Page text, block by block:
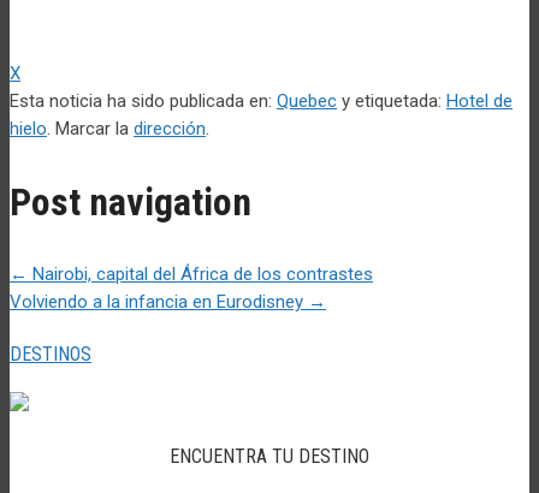
X
Esta noticia ha sido publicada en: Quebec y etiquetada: Hotel de
hielo. Marcar la dirección.
Post navigation
← Nairobi, capital del África de los contrastes
Volviendo a la infancia en Eurodisney →
DESTINOS
ENCUENTRA TU DESTINO